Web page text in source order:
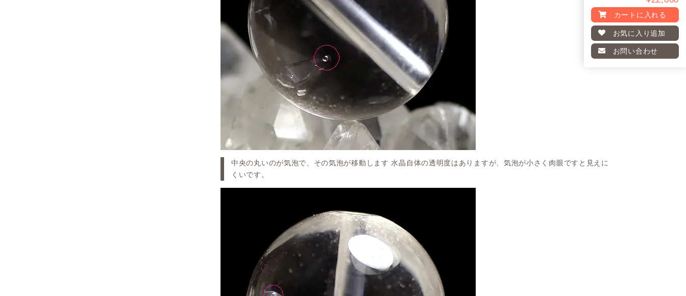
カートに入れる
お気に入り追加
お問い合わせ
中央の丸いのが気泡で、その気泡が移動します 水晶自体の透明度はありますが、気泡が小さく肉眼ですと見えに
くいです。